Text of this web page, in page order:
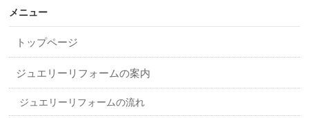
メニュー
トップページ
ジュエリーリフォームの案内
ジュエリーリフォームの流れ